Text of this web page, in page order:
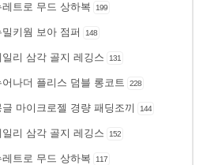
트로 무드 상하복 199
키웜 보아 점퍼 148
리 삼각 골지 레깅스 131
나더 플리스 덤블 롱코트 228
마이크로젤 경량 패딩조끼 144
리 삼각 골지 레깅스 152
트로 무드 상하복 117